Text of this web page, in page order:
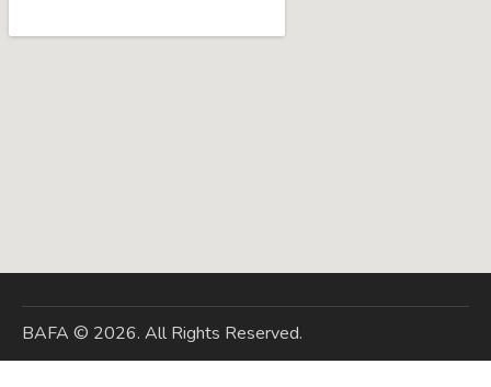
BAFA © 2026. All Rights Reserved.